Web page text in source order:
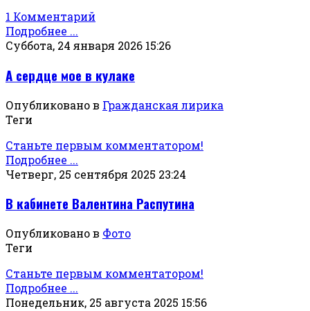
1 Комментарий
Подробнее ...
Суббота, 24 января 2026 15:26
А сердце мое в кулаке
Опубликовано в Гражданская лирика
Теги
Станьте первым комментатором!
Подробнее ...
Четверг, 25 сентября 2025 23:24
В кабинете Валентина Распутина
Опубликовано в Фото
Теги
Станьте первым комментатором!
Подробнее ...
Понедельник, 25 августа 2025 15:56